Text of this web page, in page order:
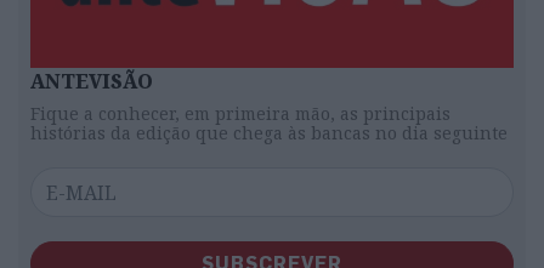
ANTEVISÃO
Fique a conhecer, em primeira mão, as principais
histórias da edição que chega às bancas no dia seguinte